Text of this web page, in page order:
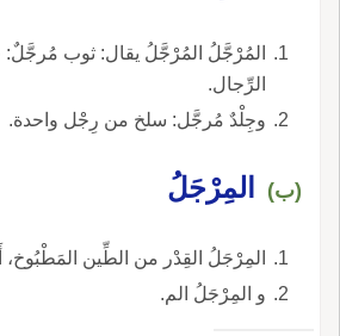
المُرْجَّلُ المُرْجَّلُ يقال: ثوب مُرجَّلٌ:
الرِّجال.
وجِلْدٌ مُرجَّل: سلخ من رِجْل واحدة.
(ب) المِرْجَلُ
المِرْجَلُ القِدْر من الطِّين المَطْبُوخ،
و المِرْجَلُ الم.